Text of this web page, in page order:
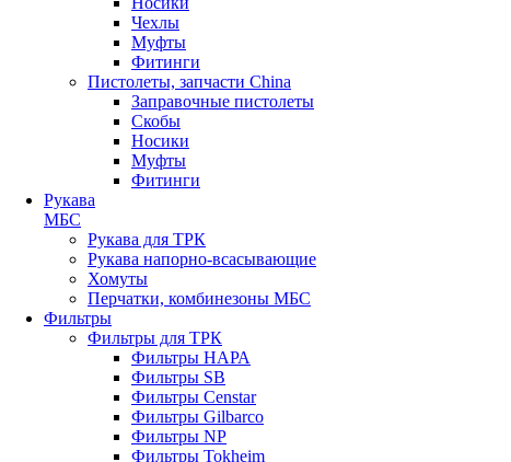
Чехлы
Муфты
Фитинги
Пистолеты, запчасти China
Заправочные пистолеты
Скобы
Носики
Муфты
Фитинги
Рукава
МБС
Рукава для ТРК
Рукава напорно-всасывающие
Хомуты
Перчатки, комбинезоны МБС
Фильтры
Фильтры для ТРК
Фильтры НАРА
Фильтры SB
Фильтры Censtar
Фильтры Gilbarco
Фильтры NP
Фильтры Tokheim